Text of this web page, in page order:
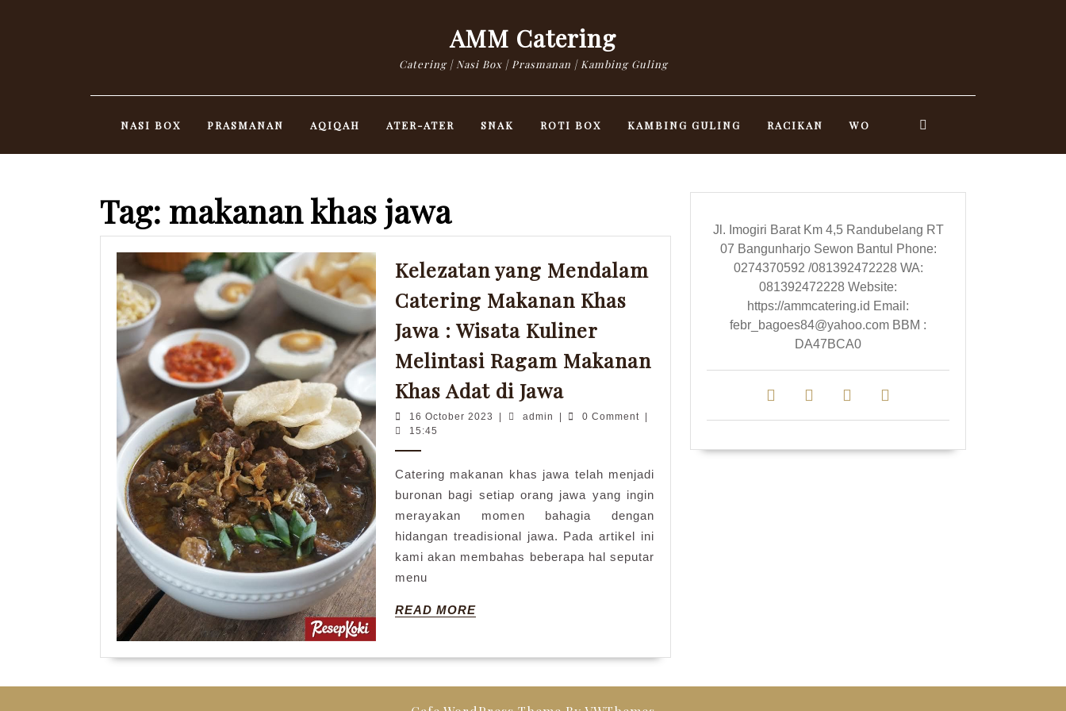
AMM Catering
Catering | Nasi Box | Prasmanan | Kambing Guling
NASI BOX PRASMANAN AQIQAH ATER-ATER SNAK ROTI BOX KAMBING GULING RACIKAN WO
Tag: makanan khas jawa
Kelezatan yang Mendalam
Catering Makanan Khas
Jawa : Wisata Kuliner
Melintasi Ragam Makanan
Khas Adat di Jawa
yang
Makanan
Khas
Jawa
:
Makanan
Khas
16 October 2023 16
admin admin0 Comment
15:45
Catering makanan khas jawa telah menjadi
buronan bagi setiap orang jawa yang ingin
merayakan momen bahagia dengan
hidangan treadisional jawa. Pada artikel ini
kami akan membahas beberapa hal seputar
menu
READ MOREREAD
Jl. Imogiri Barat Km 4,5 Randubelang RT
07 Bangunharjo Sewon Bantul Phone:
0274370592 /081392472228 WA:
081392472228 Website:
https://ammcatering.id Email:
febr_bagoes84@yahoo.com BBM :
DA47BCA0